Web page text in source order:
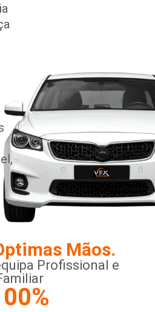
Mãos.
Profissional e
%